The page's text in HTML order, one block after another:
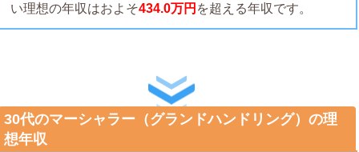
い理想の年収はおよそ434.0万円 を超える年収です。
30代のマーシャラー（グランドハンドリング）の理
想年収